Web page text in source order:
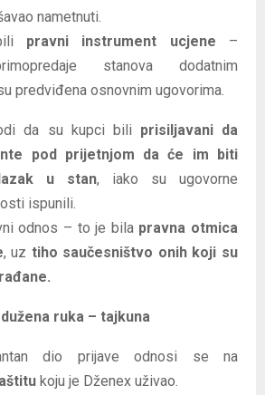
nametnuti.
pravni instrument ucjene –
stanova dodatnim
predviđena osnovnim ugovorima.
da su kupci bili prisiljavani da
pod prijetnjom da će im biti
u stan, iako su ugovorne
ispunili.
odnos – to je bila pravna otmica
, uz tiho saučesništvo onih koji su
ruka – tajkuna
dio prijave odnosi se na
koju je Dženex uživao.